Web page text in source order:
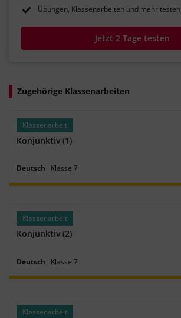
Übungen, Klassenarbeiten und mehr testen
Jetzt 2 Tage testen
Zugehörige Klassenarbeiten
Klassenarbeit
Konjunktiv (1)
Deutsch Klasse 7
Klassenarbeit
Konjunktiv (2)
Deutsch Klasse 7
Klassenarbeit